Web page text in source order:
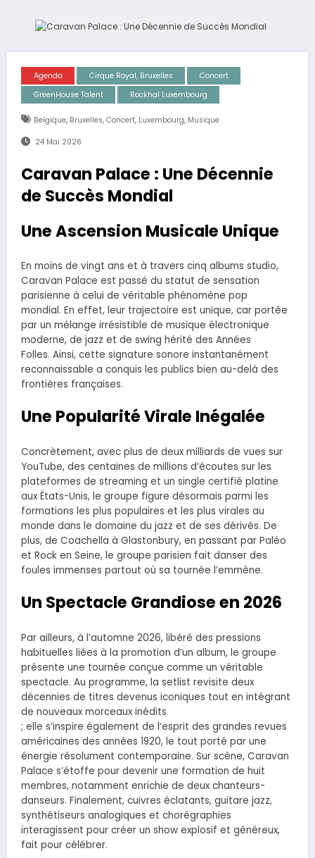
Agenda Cirque Royal, Bruxelles
Concert
GreenHouse Talent
Rockhal Luxembourg
Belgique, Bruxelles, Concert, Luxembourg, Musique
24 Mai 2026
Caravan Palace : Une Décennie
de Succès Mondial
Une Ascension Musicale Unique
En moins de vingt ans et à travers cinq albums studio,
Caravan Palace est passé du statut de sensation
parisienne à celui de véritable phénomène pop
mondial. En effet, leur trajectoire est unique, car portée
par un mélange irrésistible de musique électronique
moderne, de jazz et de swing hérité des Années
Folles. Ainsi, cette signature sonore instantanément
reconnaissable a conquis les publics bien au-delà des
frontières françaises.
Une Popularité Virale Inégalée
Concrètement, avec plus de deux milliards de vues sur
YouTube, des centaines de millions d’écoutes sur les
plateformes de streaming et un single certifié platine
aux États-Unis, le groupe figure désormais parmi les
formations les plus populaires et les plus virales au
monde dans le domaine du jazz et de ses dérivés. De
plus, de Coachella à Glastonbury, en passant par Paléo
et Rock en Seine, le groupe parisien fait danser des
foules immenses partout où sa tournée l’emmène.
Un Spectacle Grandiose en 2026
Par ailleurs, à l’automne 2026, libéré des pressions
habituelles liées à la promotion d’un album, le groupe
présente une tournée conçue comme un véritable
spectacle. Au programme, la setlist revisite deux
décennies de titres devenus iconiques tout en intégrant
de nouveaux morceaux inédits
; elle s’inspire également de l’esprit des grandes revues
américaines des années 1920, le tout porté par une
énergie résolument contemporaine. Sur scène, Caravan
Palace s’étoffe pour devenir une formation de huit
membres, notamment enrichie de deux chanteurs-
danseurs. Finalement, cuivres éclatants, guitare jazz,
synthétiseurs analogiques et chorégraphies
interagissent pour créer un show explosif et généreux,
fait pour célébrer.